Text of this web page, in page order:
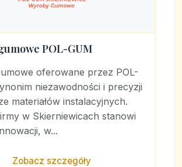
POL-GUM
oferowane przez POL-
niezawodności i precyzji
materiałów instalacyjnych.
w Skierniewicach stanowi
w...
Zobacz szczegóły